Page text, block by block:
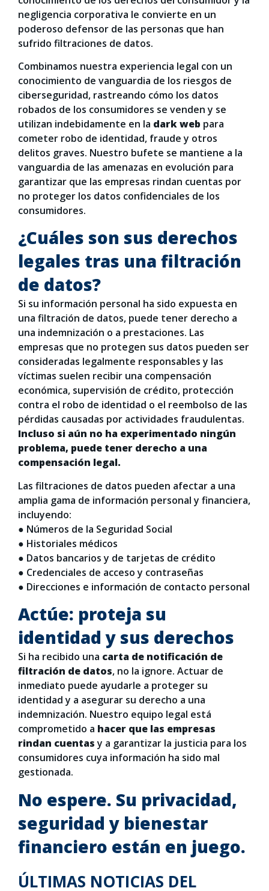
negligencia corporativa le convierte en un
poderoso defensor de las personas que han
sufrido filtraciones de datos.
Combinamos nuestra experiencia legal con un
conocimiento de vanguardia de los riesgos de
ciberseguridad, rastreando cómo los datos
robados de los consumidores se venden y se
utilizan indebidamente en la dark web para
cometer robo de identidad, fraude y otros
delitos graves. Nuestro bufete se mantiene a la
vanguardia de las amenazas en evolución para
garantizar que las empresas rindan cuentas por
no proteger los datos confidenciales de los
consumidores.
¿Cuáles son sus derechos
legales tras una filtración
de datos?
Si su información personal ha sido expuesta en
una filtración de datos, puede tener derecho a
una indemnización o a prestaciones. Las
empresas que no protegen sus datos pueden ser
consideradas legalmente responsables y las
víctimas suelen recibir una compensación
económica, supervisión de crédito, protección
contra el robo de identidad o el reembolso de las
pérdidas causadas por actividades fraudulentas.
Incluso si aún no ha experimentado ningún
problema, puede tener derecho a una
compensación legal.
Las filtraciones de datos pueden afectar a una
amplia gama de información personal y financiera,
incluyendo:
● Números de la Seguridad Social
● Historiales médicos
● Datos bancarios y de tarjetas de crédito
● Credenciales de acceso y contraseñas
● Direcciones e información de contacto personal
Actúe: proteja su
identidad y sus derechos
Si ha recibido una carta de notificación de
filtración de datos, no la ignore. Actuar de
inmediato puede ayudarle a proteger su
identidad y a asegurar su derecho a una
indemnización. Nuestro equipo legal está
comprometido a hacer que las empresas
rindan cuentasy a garantizar la justicia para los
consumidores cuya información ha sido mal
gestionada.
No espere. Su privacidad,
seguridad y bienestar
financiero están en juego.
ÚLTIMAS NOTICIAS DEL